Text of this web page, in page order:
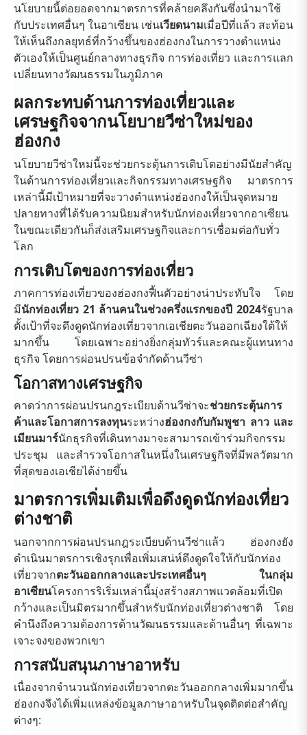
นโยบายนี้ต่อยอดจากมาตรการที่คล้ายคลึงกันซึ่งนำมาใช้
กับประเทศอื่นๆ ในอาเซียน เช่นเวียดนามเมื่อปีที่แล้ว สะท้อน
ให้เห็นถึงกลยุทธ์ที่กว้างขึ้นของฮ่องกงในการวางตำแหน่ง
ตัวเองให้เป็นศูนย์กลางทางธุรกิจ การท่องเที่ยว และการแลก
เปลี่ยนทางวัฒนธรรมในภูมิภาค
ผลกระทบด้านการท่องเที่ยวและ
เศรษฐกิจจากนโยบายวีซ่าใหม่ของ
ฮ่องกง
นโยบายวีซ่าใหม่นี้จะช่วยกระตุ้นการเติบโตอย่างมีนัยสำคัญ
ในด้านการท่องเที่ยวและกิจกรรมทางเศรษฐกิจ มาตรการ
เหล่านี้มีเป้าหมายที่จะวางตำแหน่งฮ่องกงให้เป็นจุดหมาย
ปลายทางที่ได้รับความนิยมสำหรับนักท่องเที่ยวจากอาเซียน
ในขณะเดียวกันก็ส่งเสริมเศรษฐกิจและการเชื่อมต่อกับทั่ว
โลก
การเติบโตของการท่องเที่ยว
ภาคการท่องเที่ยวของฮ่องกงฟื้นตัวอย่างน่าประทับใจ โดย
มีนักท่องเที่ยว 21 ล้านคนในช่วงครึ่งแรกของปี 2024รัฐบาล
ตั้งเป้าที่จะดึงดูดนักท่องเที่ยวจากเอเชียตะวันออกเฉียงใต้ให้
มากขึ้น โดยเฉพาะอย่างยิ่งกลุ่มทัวร์และคณะผู้แทนทาง
ธุรกิจ โดยการผ่อนปรนข้อจำกัดด้านวีซ่า
โอกาสทางเศรษฐกิจ
คาดว่าการผ่อนปรนกฎระเบียบด้านวีซ่าจะช่วยกระตุ้นการ
ค้าและโอกาสการลงทุนระหว่างฮ่องกงกับกัมพูชา ลาว และ
เมียนมาร์นักธุรกิจที่เดินทางมาจะสามารถเข้าร่วมกิจกรรม
ประชุม และสำรวจโอกาสในหนึ่งในเศรษฐกิจที่มีพลวัตมาก
ที่สุดของเอเชียได้ง่ายขึ้น
มาตรการเพิ่มเติมเพื่อดึงดูดนักท่องเที่ยว
ต่างชาติ
นอกจากการผ่อนปรนกฎระเบียบด้านวีซ่าแล้ว ฮ่องกงยัง
ดำเนินมาตรการเชิงรุกเพื่อเพิ่มเสน่ห์ดึงดูดใจให้กับนักท่อง
เที่ยวจากตะวันออกกลางและประเทศอื่นๆ ในกลุ่ม
อาเซียนโครงการริเริ่มเหล่านี้มุ่งสร้างสภาพแวดล้อมที่เปิด
กว้างและเป็นมิตรมากขึ้นสำหรับนักท่องเที่ยวต่างชาติ โดย
คำนึงถึงความต้องการด้านวัฒนธรรมและด้านอื่นๆ ที่เฉพาะ
เจาะจงของพวกเขา
การสนับสนุนภาษาอาหรับ
เนื่องจากจำนวนนักท่องเที่ยวจากตะวันออกกลางเพิ่มมากขึ้น
ฮ่องกงจึงได้เพิ่มแหล่งข้อมูลภาษาอาหรับในจุดติดต่อสำคัญ
ต่างๆ: